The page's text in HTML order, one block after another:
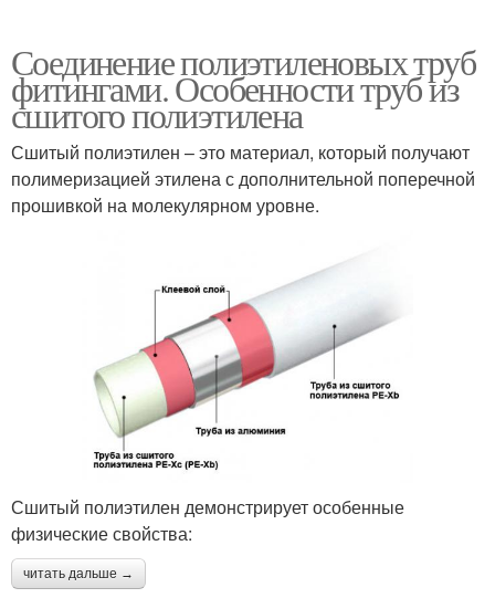
Соединение полиэтиленовых труб
фитингами. Особенности труб из
сшитого полиэтилена
Сшитый полиэтилен – это материал, который получают
полимеризацией этилена с дополнительной поперечной
прошивкой на молекулярном уровне.
Сшитый полиэтилен демонстрирует особенные
физические свойства:
читать дальше →